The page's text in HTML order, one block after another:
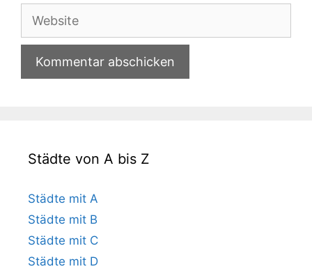
Adresse
Website
Städte von A bis Z
Städte mit A
Städte mit B
Städte mit C
Städte mit D